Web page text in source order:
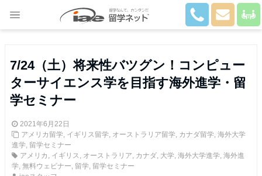
7/24（土）将来性バツグン！コンピュー
ターサイエンス学を目指す海外進学・留
学セミナー
2021年6月22日
アメリカ留学, イギリス留学, オーストラリア留学, カナダ留学, 海外大学
進学, 留学セミナー
アメリカ , イギリス, オーストラリア, カナダ, 大学, 海外大学進学, 海外進
学, 無料ウェビナー, 留学, 留学セミナー